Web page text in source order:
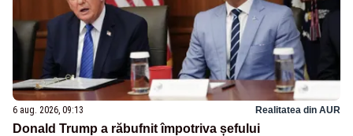
6 aug. 2026, 09:13 Realitatea din AUR
Donald Trump a răbufnit împotriva șefului